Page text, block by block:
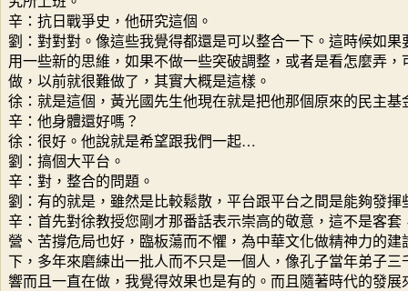
辛：抗日戰爭史，他研究這個。
劉：對對對。像這些我覺得都還是可以整合一下。這時候如
用一些新的思維，如果不做一些突破調整，或者是看怎麼弄
做，以前就很難做了，其實大概是這樣。
徐：就是這個，黃光國先生他現在就是把他那個原來的民主基
辛：他身體還好嗎？
徐：很好。他說就是希望跟我們一起…
劉：搞個大平台。
辛：對，整合的問題。
劉：有的就是，雖然是比較鬆散，平台跟平台之間是能夠發揮
辛：首先對徐教授您剛才那番話表示崇高的敬意，這不是客
營、苦撐危局也好，臨板蕩而不懼，為中華文化做精神力的
下，多年來磨練出一批人而不只是一個人，像孔子當年弟子
響而且一直在做，我覺得效果也是有的。而且隨著時代的發